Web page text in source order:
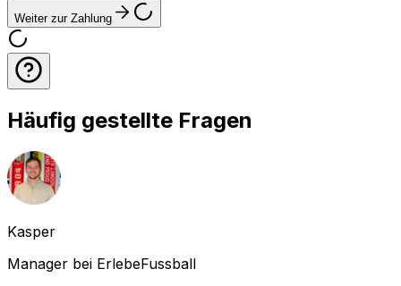
Weiter zur Zahlung
Häufig gestellte Fragen
Kasper
Manager bei ErlebeFussball